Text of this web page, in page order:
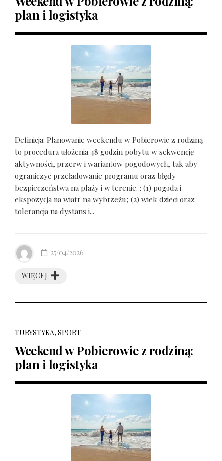
plan i logistyka
Definicja: Planowanie weekendu w Pobierowie z rodziną
to procedura ułożenia 48 godzin pobytu w sekwencję
aktywności, przerw i wariantów pogodowych, tak aby
ograniczyć przeładowanie programu oraz błędy
bezpieczeństwa na plaży i w terenie. : (1) pogoda i
ekspozycja na wiatr na wybrzeżu; (2) wiek dzieci oraz
tolerancja na dystans i...
WIĘCEJ
27/04/2026
TURYSTYKA, SPORT
Weekend w Pobierowie z rodziną:
plan i logistyka